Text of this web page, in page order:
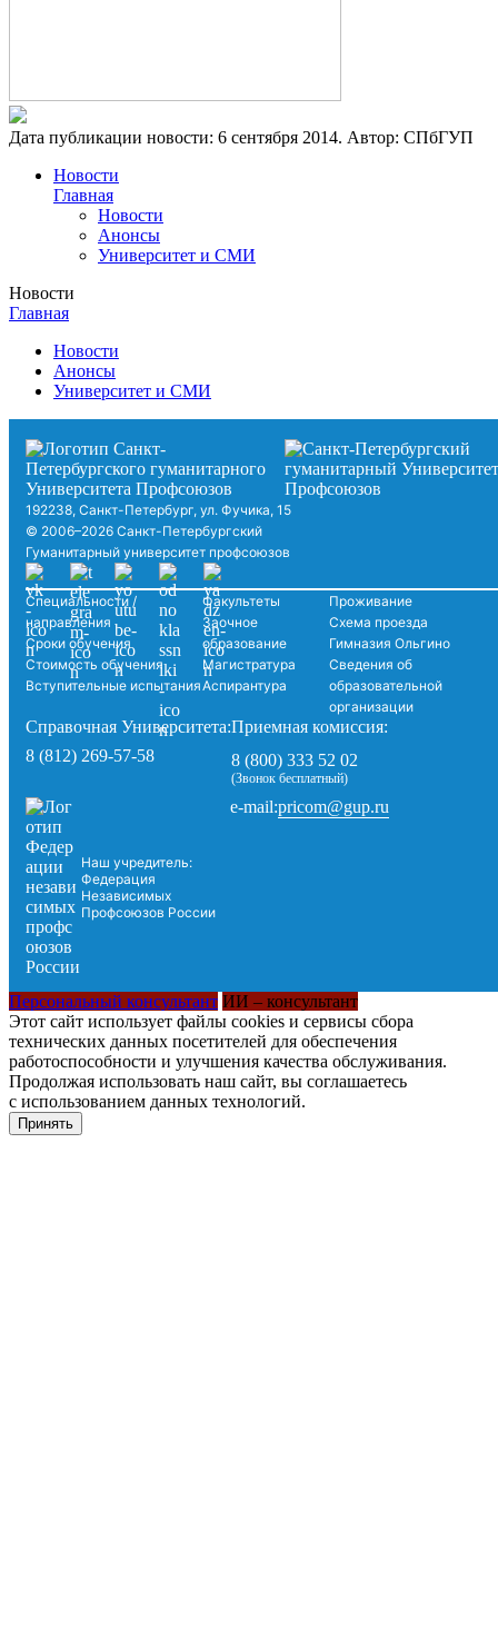
Дата публикации новости: 6 сентября 2014. Автор: СПбГУП
Новости
Главная
Новости
Анонсы
Университет и СМИ
Новости
Главная
Новости
Анонсы
Университет и СМИ
192238, Санкт-Петербург, ул. Фучика, 15
© 2006–2026 Санкт-Петербургский
Гуманитарный университет профсоюзов
Специальности /
направления
Сроки обучения
Стоимость обучения
Вступительные испытания
Факультеты
Заочное
образование
Магистратура
Аспирантура
Проживание
Схема проезда
Гимназия Ольгино
Сведения об
образовательной
организации
Справочная Университета:
8 (812) 269-57-58
Приемная комиссия:
8 (800) 333 52 02
(Звонок бесплатный)
Наш учредитель:
Федерация
Независимых
Профсоюзов России
e-mail:pricom@gup.ru
Персональный консультант ИИ – консультант
Этот сайт использует файлы cookies и сервисы сбора
технических данных посетителей для обеспечения
работоспособности и улучшения качества обслуживания.
Продолжая использовать наш сайт, вы соглашаетесь
с использованием данных технологий.
Принять